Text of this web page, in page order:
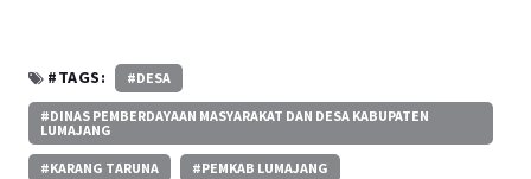
#TAGS: #DESA
#DINAS PEMBERDAYAAN MASYARAKAT DAN DESA KABUPATEN
LUMAJANG
#KARANG TARUNA #PEMKAB LUMAJANG